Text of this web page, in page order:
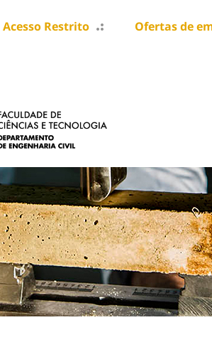
Acesso Restrito Ofertas de